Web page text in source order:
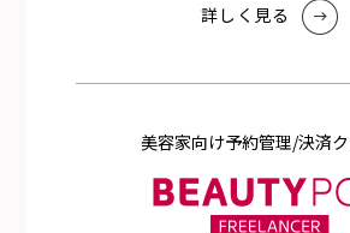
詳しく⾒る
美容家向け予約管理/決済